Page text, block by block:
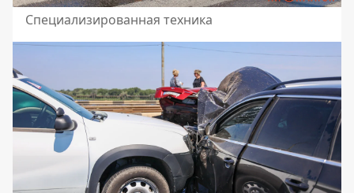
Специализированная техника